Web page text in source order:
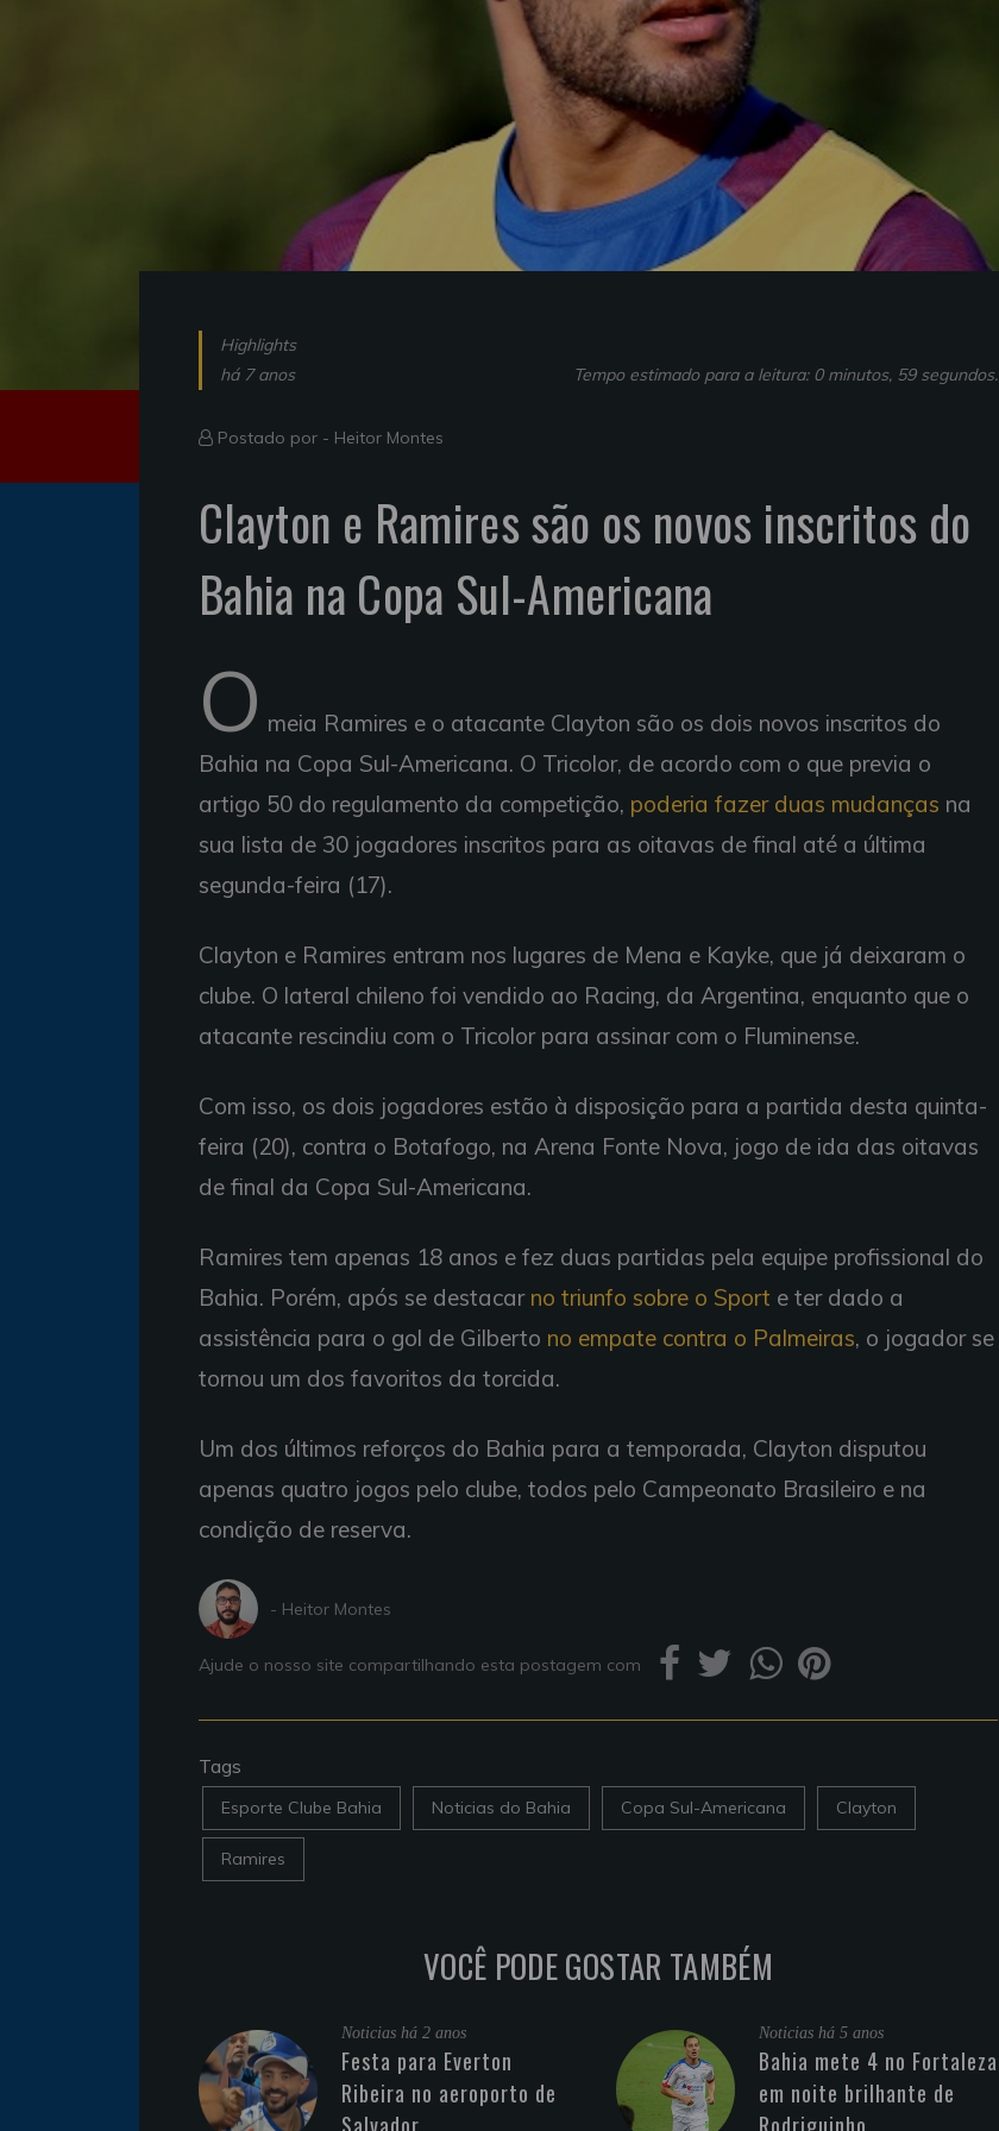
Highlights
há 7 anos
Tempo estimado para a leitura: 0 minutos, 59 segundos.
Postado por - Heitor Montes
Clayton e Ramires são os novos inscritos do
Bahia na Copa Sul-Americana
O meia Ramires e o atacante Clayton são os dois novos inscritos do
Bahia na Copa Sul-Americana. O Tricolor, de acordo com o que previa o
artigo 50 do regulamento da competição, poderia fazer duas mudanças na
sua lista de 30 jogadores inscritos para as oitavas de final até a última
segunda-feira (17).
Clayton e Ramires entram nos lugares de Mena e Kayke, que já deixaram o
clube. O lateral chileno foi vendido ao Racing, da Argentina, enquanto que o
atacante rescindiu com o Tricolor para assinar com o Fluminense.
Com isso, os dois jogadores estão à disposição para a partida desta quinta-
feira (20), contra o Botafogo, na Arena Fonte Nova, jogo de ida das oitavas
de final da Copa Sul-Americana.
Ramires tem apenas 18 anos e fez duas partidas pela equipe profissional do
Bahia. Porém, após se destacar no triunfo sobre o Sport e ter dado a
assistência para o gol de Gilberto no empate contra o Palmeiras, o jogador se
tornou um dos favoritos da torcida.
Um dos últimos reforços do Bahia para a temporada, Clayton disputou
apenas quatro jogos pelo clube, todos pelo Campeonato Brasileiro e na
condição de reserva.
- Heitor Montes
Ajude o nosso site compartilhando esta postagem com
Tags
Esporte Clube Bahia Noticias do Bahia Copa Sul-Americana Clayton
Ramires
VOCÊ PODE GOSTAR TAMBÉM
Noticias há 2 anos
Festa para Everton
Ribeira no aeroporto de
Noticias há 5 anos
Bahia mete 4 no Fortaleza
em noite brilhante de